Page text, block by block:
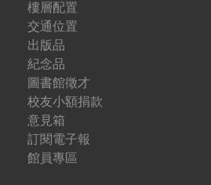
樓層配置
交通位置
出版品
紀念品
圖書館徵才
校友小額捐款
意見箱
訂閱電子報
館員專區